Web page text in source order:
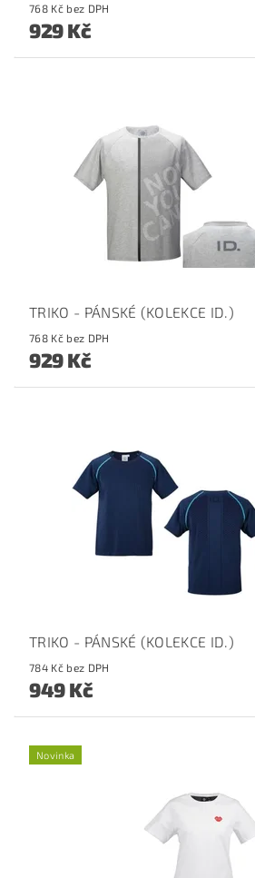
768 Kč bez DPH
929 Kč
TRIKO - PÁNSKÉ (KOLEKCE ID.)
768 Kč bez DPH
929 Kč
TRIKO - PÁNSKÉ (KOLEKCE ID.)
784 Kč bez DPH
949 Kč
Novinka